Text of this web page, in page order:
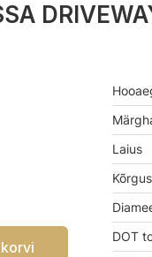
Laius
Kõrgus
DOT